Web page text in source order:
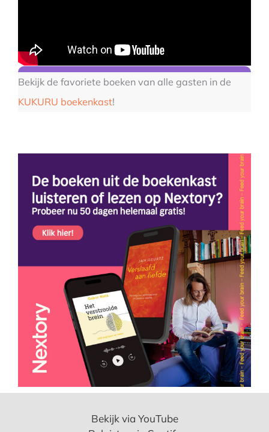
Bekijk de favoriete boeken van alle gasten in de
KUKURU boekenkast!
Bekijk via YouTube